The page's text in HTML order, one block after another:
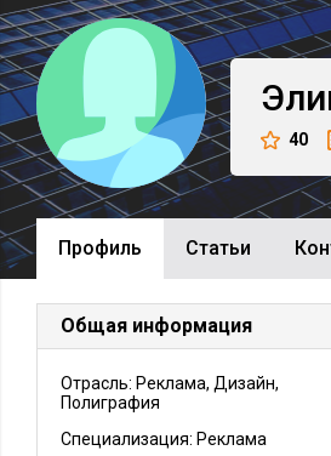
40
Профиль Cтатьи
Общая информация
Отрасль: Реклама, Дизайн,
Полиграфия
Специализация: Реклама